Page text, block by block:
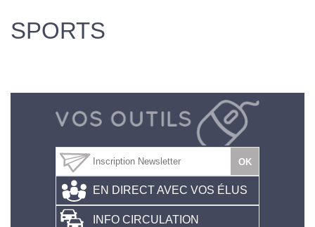
SPORTS
EN DIRECT AVEC VOS ÉLUS
INFO CIRCULATION